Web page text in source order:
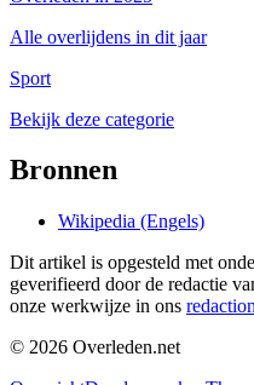
Alle overlijdens in dit jaar
Sport
Bekijk deze categorie
Bronnen
Wikipedia (Engels)
Dit artikel is opgesteld met
geverifieerd door de redactie
onze werkwijze in ons
© 2026 Overleden.net